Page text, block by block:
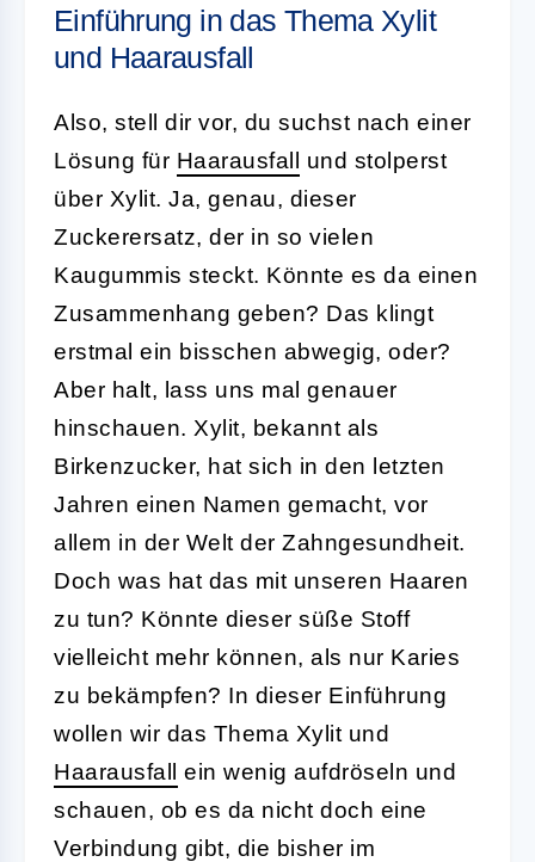
Einführung in das Thema Xylit
und Haarausfall
Also, stell dir vor, du suchst nach einer
Lösung für Haarausfall
und stolperst
über Xylit. Ja, genau, dieser
Zuckerersatz, der in so vielen
Kaugummis steckt. Könnte es da einen
Zusammenhang geben? Das klingt
erstmal ein bisschen abwegig, oder?
Aber halt, lass uns mal genauer
hinschauen. Xylit, bekannt als
Birkenzucker, hat sich in den letzten
Jahren einen Namen gemacht, vor
allem in der Welt der Zahngesundheit.
Doch was hat das mit unseren Haaren
zu tun? Könnte dieser süße Stoff
vielleicht mehr können, als nur Karies
zu bekämpfen? In dieser Einführung
wollen wir das Thema Xylit und
Haarausfall
ein wenig aufdröseln und
schauen, ob es da nicht doch eine
Verbindung gibt, die bisher im